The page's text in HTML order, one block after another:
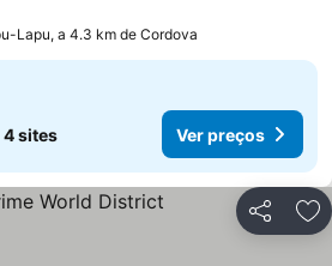
Lapu, a 4.3 km de Cordova
4 sites Ver preços
Partilhar